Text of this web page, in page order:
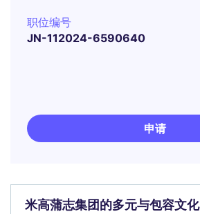
职位编号
JN-112024-6590640
申请
米高蒲志集团的多元与包容文化